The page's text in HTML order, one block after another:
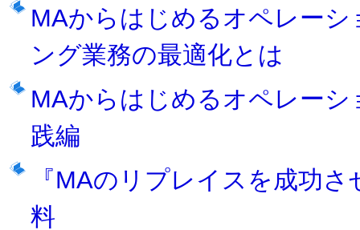
MAからはじめるオペレー
ング業務の最適化とは
MAからはじめるオペレー
践編
『MAのリプレイスを成功
料